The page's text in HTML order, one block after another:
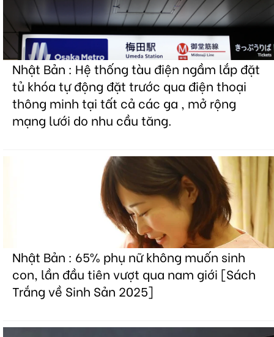
Nhật Bản : Hệ thống tàu điện ngầm lắp đặt
tủ khóa tự động đặt trước qua điện thoại
thông minh tại tất cả các ga , mở rộng
mạng lưới do nhu cầu tăng.
Nhật Bản : 65% phụ nữ không muốn sinh
con, lần đầu tiên vượt qua nam giới [Sách
Trắng về Sinh Sản 2025]